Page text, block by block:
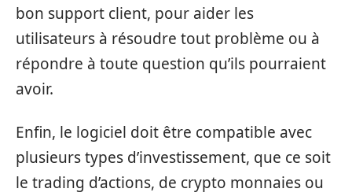
bon support client, pour aider les
utilisateurs à résoudre tout problème ou à
répondre à toute question qu’ils pourraient
avoir.
Enfin, le logiciel doit être compatible avec
plusieurs types d’investissement, que ce soit
le trading d’actions, de crypto monnaies ou